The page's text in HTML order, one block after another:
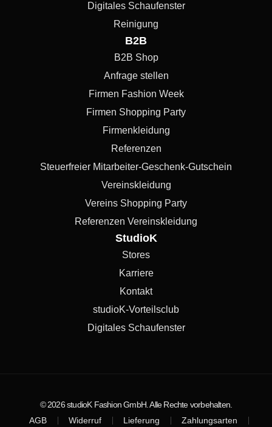
Digitales Schaufenster
Reinigung
B2B
B2B Shop
Anfrage stellen
Firmen Fashion Week
Firmen Shopping Party
Firmenkleidung
Referenzen
Steuerfreier Mitarbeiter-Geschenk-Gutschein
Vereinskleidung
Vereins Shopping Party
Referenzen Vereinskleidung
StudioK
Stores
Karriere
Kontakt
studioK-Vorteilsclub
Digitales Schaufenster
© 2026 studioK Fashion GmbH. Alle Rechte vorbehalten.
AGB
Widerruf Lieferung Zahlungsarten